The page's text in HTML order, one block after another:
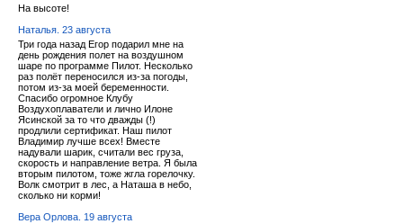
На высоте!
Наталья. 23 августа
Три года назад Егор подарил мне на
день рождения полет на воздушном
шаре по программе Пилот. Несколько
раз полёт переносился из-за погоды,
потом из-за моей беременности.
Спасибо огромное Клубу
Воздухоплаватели и лично Илоне
Ясинской за то что дважды (!)
продлили сертификат. Наш пилот
Владимир лучше всех! Вместе
надували шарик, считали вес груза,
скорость и направление ветра. Я была
вторым пилотом, тоже жгла горелочку.
Волк смотрит в лес, а Наташа в небо,
сколько ни корми!
Вера Орлова. 19 августа